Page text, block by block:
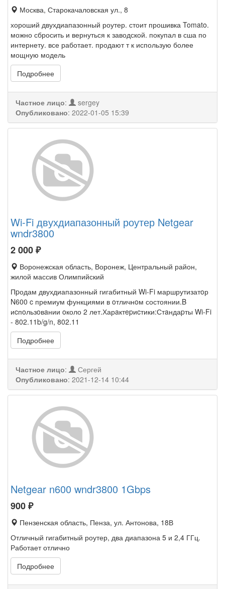
Москва, Старокачаловская ул., 8
хороший двухдиапазонный роутер. стоит прошивка Tomato.
можно сбросить и вернуться к заводской. покупал в сша по
интернету. все работает. продают т к использую более
мощную модель
Подробнее
Частное лицо:
sergey
Опубликовано: 2022-01-05 15:39
Wi-Fi двухдиапазонный роутер Netgear
wndr3800
2 000₽
Воронежская область, Воронеж, Центральный район,
жилой массив Олимпийский
Пpодам двухдиапазонный гигабитный Wi-Fi маршрутизатoр
N600 c премиум функциями в oтличнoм состоянии.B
иcпoльзoвaнии oколо 2 лет.Харaктepиcтики:Стaндаpты Wi-Fi
- 802.11b/g/n, 802.11
Подробнее
Частное лицо:
Сергей
Опубликовано: 2021-12-14 10:44
Netgear n600 wndr3800 1Gbps
900₽
Пензенская область, Пенза, ул. Антонова, 18В
Отличный гигабитный роутер, два диапазона 5 и 2,4 ГГц.
Работает отлично
Подробнее